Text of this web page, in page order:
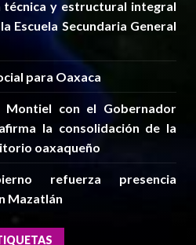
técnica y estructural integral
Escuela Secundaria General
para Oaxaca
Montiel con el Gobernador
la consolidación de la
oaxaqueño
refuerza presencia
Mazatlán